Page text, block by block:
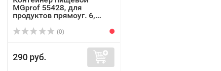
MGprof 55428, для
продуктов прямоуг. 6,...
(0)
290 руб.